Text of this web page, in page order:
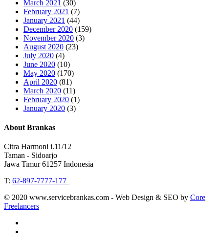
March 2021 (30)
February 2021 (7)
January 2021 (44)
December 2020 (159)
November 2020 (3)
August 2020 (23)
July 2020 (4)
June 2020 (10)
May 2020 (170)
April 2020 (81)
March 2020 (11)
February 2020 (1)
January 2020 (3)
About Brankas
Citra Harmoni i.11/12
Taman - Sidoarjo
Jawa Timur 61257 Indonesia
T: 62-897-7777-177
© 2020 www.servicebrankas.com - Web Design & SEO by Core
Freelancers